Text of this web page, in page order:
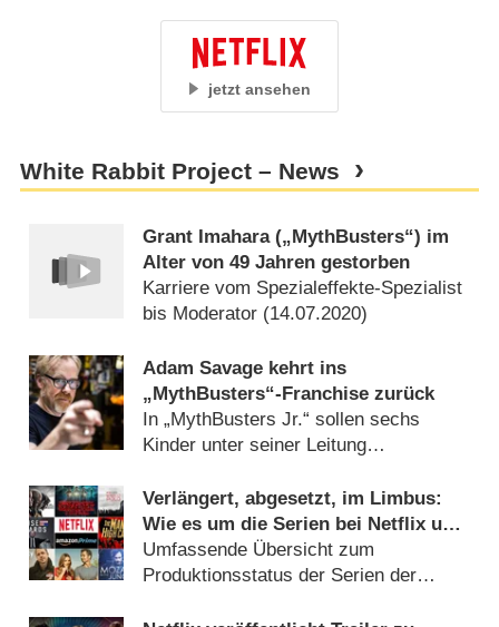
jetzt ansehen
White Rabbit Project – News
Grant Imahara („MythBusters“) im
Alter von 49 Jahren gestorben
Karriere vom Spezialeffekte-Spezialist
bis Moderator (14.07.2020)
Adam Savage kehrt ins
„MythBusters“-Franchise zurück
In „MythBusters Jr.“ sollen sechs
Kinder unter seiner Leitung
Verlängert, abgesetzt, im Limbus:
Wie es um die Serien bei Netflix und
Amazon steht
Umfassende Übersicht zum
Produktionsstatus der Serien der